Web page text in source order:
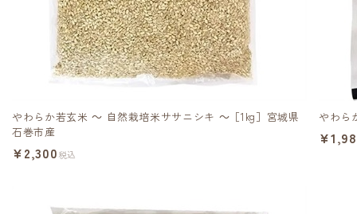
やわらか若玄米 ～ 自然栽培米ササニシキ ～［1kg］宮城県
石巻市産
¥2,300税込
やわら